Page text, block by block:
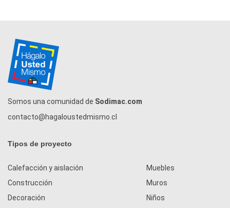
Somos una comunidad de Sodimac.com
contacto@hagaloustedmismo.cl
Tipos de proyecto
Calefacción y aislación
Construcción
Decoración
Muebles
Muros
Niños